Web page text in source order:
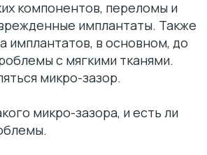
компонентов, переломы и
имплантаты. Также
имплантатов, в основном, до
с мягкими тканями.
микро-зазор.
микро-зазора, и есть ли